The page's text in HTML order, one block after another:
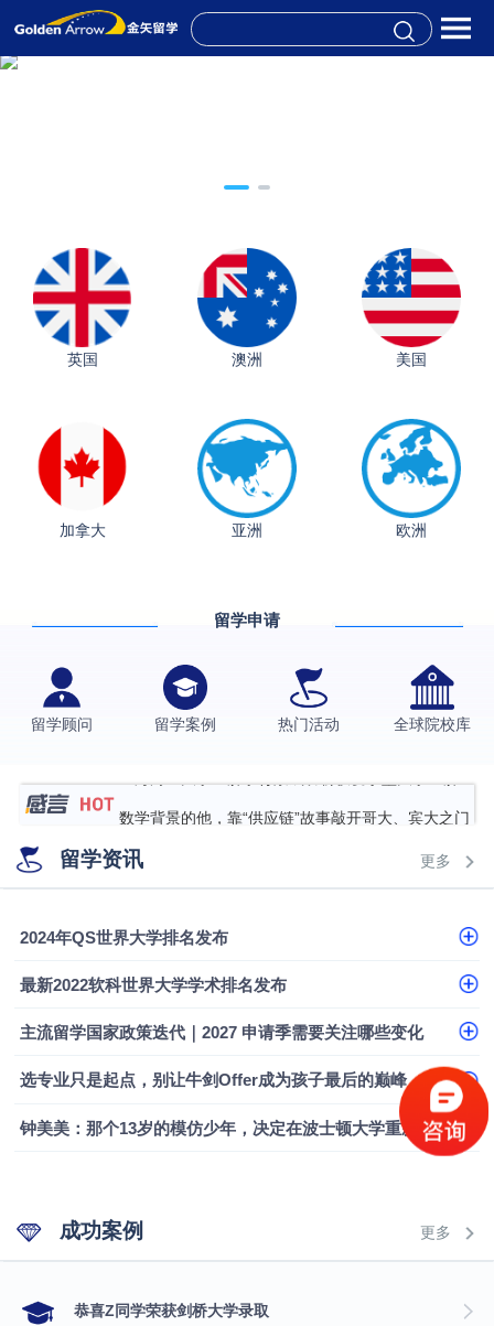
英国 澳洲 美国
加拿大 亚洲 欧洲
留学申请
留学顾问 留学案例 热门活动 全球院校库
从上海财大2+2到谢菲尔德：低均分逆袭QS百强金
香港理工大学王牌专业录取案例
伯明翰大学数字媒体与创意产业硕士录取案例
西南财经大学投资学背景，成功斩获英国名校多份
硕士录取
数学背景的他，靠“供应链”故事敲开哥大、宾大之门
专科逆袭伦敦大学学院UCL录取案例解析
香港浸会大学伦理与公共事务硕士录取
从上海财大2+2到谢菲尔德：低均分逆袭QS百强金
留学资讯 更多
2024年QS世界大学排名发布
最新2022软科世界大学学术排名发布
主流留学国家政策迭代｜2027 申请季需要关注哪些变化
选专业只是起点，别让牛剑Offer成为孩子最后的巅峰
钟美美：那个13岁的模仿少年，决定在波士顿大学重新定义自己
成功案例 更多
​恭喜Z同学荣获剑桥大学录取